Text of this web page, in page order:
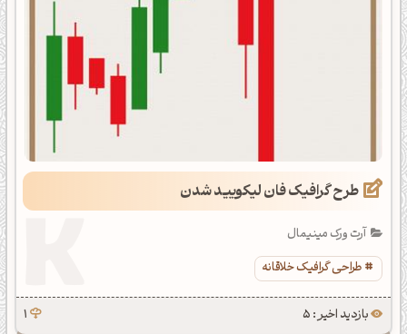
طرح گرافیک فان لیکویید شدن
آرت ورک مینیمال
طراحی گرافیک خلاقانه
بازدید اخیر : 5 1